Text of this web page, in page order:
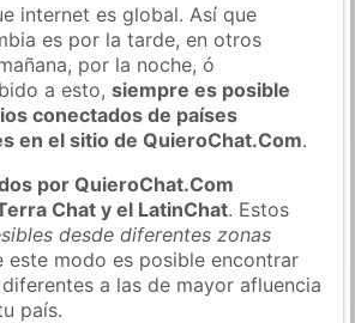
internet es global. Así que
es por la tarde, en otros
por la noche, ó
a esto,siempre es posible
conectados de países
en el sitio de QuieroChat.Com.
por QuieroChat.Com
Chat y el LatinChat. Estos
desde diferentes zonas
este modo es posible encontrar
a las de mayor afluencia
país.